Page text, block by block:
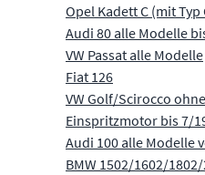
Opel Kadett C (mit Typ
Audi 80 alle Modelle
VW Passat alle Modelle
Fiat 126
VW Golf/Scirocco
Einspritzmotor bis 7/
Audi 100 alle Modelle
BMW 1502/1602/